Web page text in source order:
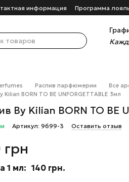
информация Программа
Распив парфюмерии Все
Kilian BORN TO BE UNFORGETTABLE 3мл
By Kilian BORN TO BE
Артикул: 9699-3 Оставить отзыв
1 мл: 140 грн.